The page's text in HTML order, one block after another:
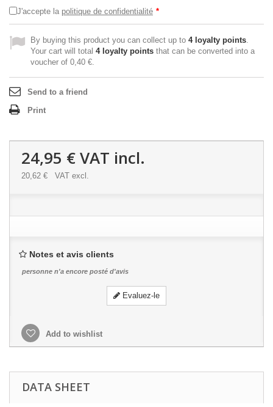
J'accepte la politique de confidentialité *
By buying this product you can collect up to 4loyalty points.
Your cart will total 4loyalty points that can be converted into a
voucher of 0,40 €.
Send to a friend
Print
24,95 €VAT incl.
20,62 € VAT excl.
Notes et avis clients
personne n'a encore posté d'avis
Evaluez-le
Add to wishlist
DATA SHEET